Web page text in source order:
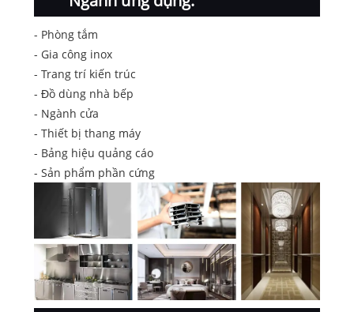
- Phòng tắm
- Gia công inox
- Trang trí kiến ​​trúc
- Đồ dùng nhà bếp
- Ngành cửa
- Thiết bị thang máy
- Bảng hiệu quảng cáo
- Sản phẩm phần cứng